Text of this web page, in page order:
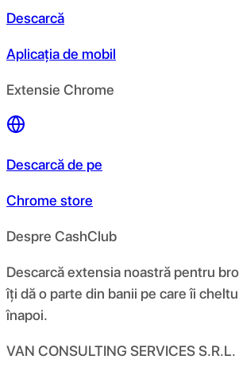
Descarcă
Aplicația de mobil
Extensie Chrome
Descarcă de pe
Chrome store
Despre CashClub
Descarcă extensia noastră pentru
îți dă o parte din banii pe care îi
înapoi.
VAN CONSULTING SERVICES S.R.L.